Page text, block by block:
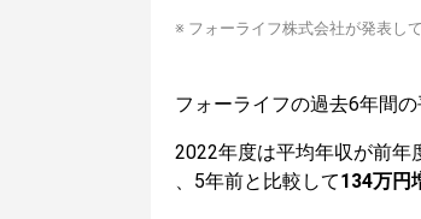
※ フォーライフ株式会社が発表し
フォーライフの過去6年間
2022年度は平均年収が前年
、5年前と比較して134万円